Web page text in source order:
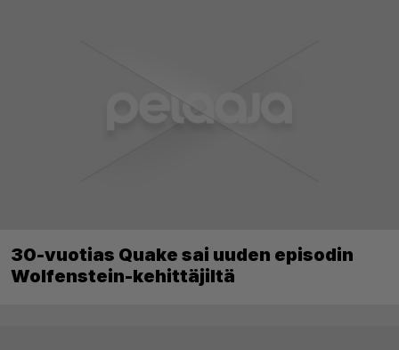
30-vuotias Quake sai uuden episodin
Wolfenstein-kehittäjiltä